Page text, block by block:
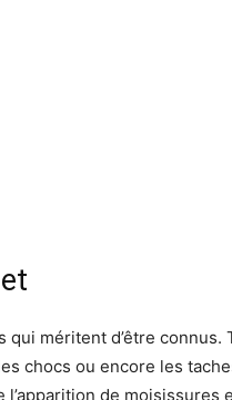
méritent d’être connus.
chocs ou encore les
de moisissures